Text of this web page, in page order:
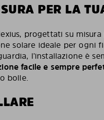
PER LA
progettati su
solare ideale per ogni
l’installazione è
facile e sempre
bolle.